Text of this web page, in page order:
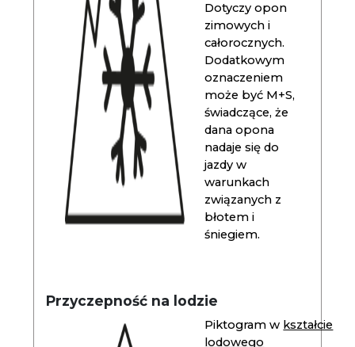
Dotyczy opon
zimowych i
całorocznych.
Dodatkowym
oznaczeniem
może być M+S,
świadczące, że
dana opona
nadaje się do
jazdy w
warunkach
związanych z
błotem i
śniegiem.
Przyczepność na lodzie
Piktogram w kształcie
lodowego